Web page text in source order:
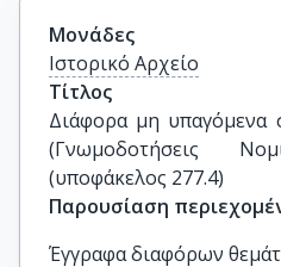
Μονάδες
Ιστορικό Αρχείο
Τίτλος
Διάφορα μη υπαγόμενα
(Γνωμοδοτήσεις
(υποφάκελος 277.4)
Παρουσίαση
Έγγραφα διαφόρων